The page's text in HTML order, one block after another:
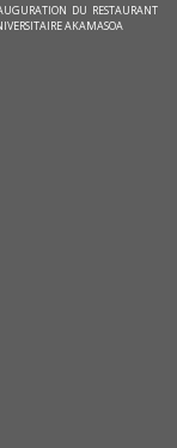
DU RESTAURANT
AKAMASOA